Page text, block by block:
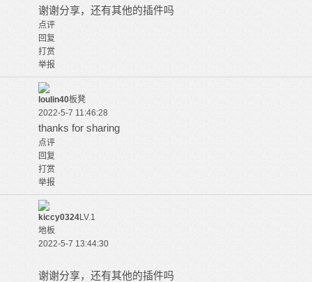
谢谢分享，还有其他的插件吗
点评
回复
打赏
举报
loulin40板凳
2022-5-7 11:46:28
thanks for sharing
点评
回复
打赏
举报
kiccy0324LV.1
地板
2022-5-7 13:44:30
谢谢分享，还有其他的插件吗